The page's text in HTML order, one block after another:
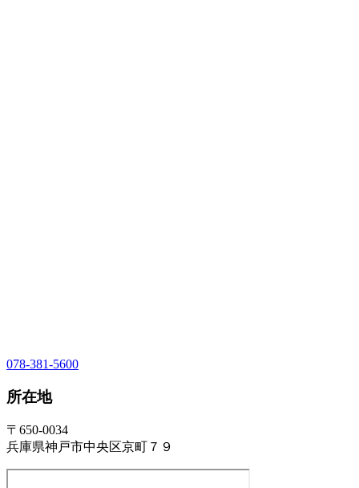
078-381-5600
所在地
〒650-0034
兵庫県神戸市中央区京町７９